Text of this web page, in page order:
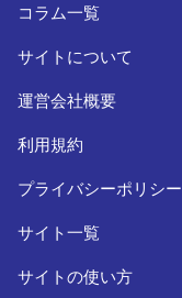
コラム一覧
サイトについて
運営会社概要
利用規約
プライバシーポリシー
サイト一覧
サイトの使い方